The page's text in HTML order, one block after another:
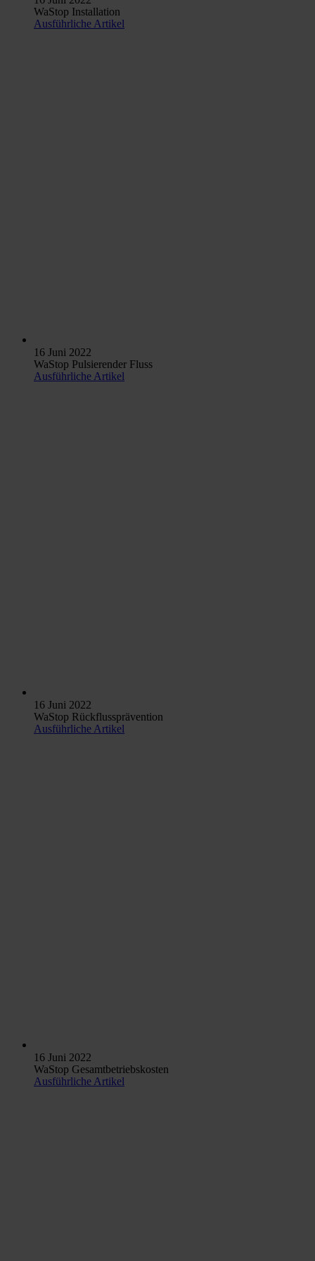
WaStop Installation
Ausführliche Artikel
16 Juni 2022
WaStop Pulsierender Fluss
Ausführliche Artikel
16 Juni 2022
WaStop Rückflussprävention
Ausführliche Artikel
16 Juni 2022
WaStop Gesamtbetriebskosten
Ausführliche Artikel